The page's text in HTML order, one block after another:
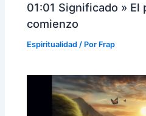
01:01 Significado » El
comienzo
Espiritualidad / Por Frap